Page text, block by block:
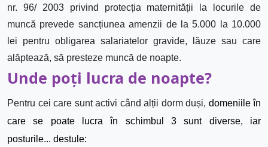
nr. 96/ 2003 privind protecția maternității la locurile de
muncă prevede sancțiunea amenzii de la 5.000 la 10.000
lei pentru obligarea salariatelor gravide, lăuze sau care
alăptează, să presteze muncă de noapte.
Unde poți lucra de noapte?
Pentru cei care sunt activi când alții dorm duși, domeniile în
care se poate lucra în schimbul 3 sunt diverse, iar
posturile... destule: